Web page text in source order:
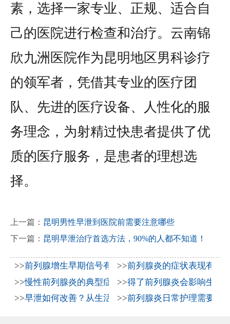
素，选择一家专业、正规、适合自
己的医院进行检查和治疗。云南锦
欣九洲医院作为昆明地区男科诊疗
的领军者，凭借其专业的医疗团
队、先进的医疗设备、人性化的服
务理念，为射精过快患者提供了优
质的医疗服务，是患者的理想选
择。
上一篇： 昆明男性早泄到医院前需要注意哪些
下一篇： 昆明早泄治疗首选方法，90%的人都不知道！
>>前列腺增生早期信号有哪些？2026年科学防治与日常
>>前列腺炎的症状表现有哪
>>慢性前列腺炎的典型症状表现与2026年科学治疗方法
>>得了前列腺炎会影响生育
>>早泄如何改善？从生活习惯到科学治疗全解析
>>前列腺炎日常护理需要注